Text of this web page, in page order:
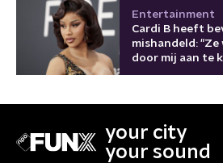
Entertainment
Cardi B heeft
mishandeld:
door mij aan te
your city
your sound